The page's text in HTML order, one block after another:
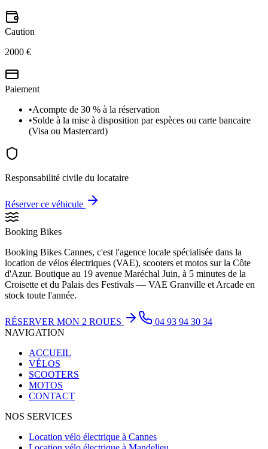
Caution
2000 €
Paiement
•Acompte de 30 % à la réservation
•Solde à la mise à disposition par espèces ou carte bancaire
(Visa ou Mastercard)
Responsabilité civile du locataire
Réserver ce véhicule
Booking Bikes
Booking Bikes Cannes, c'est l'agence locale spécialisée dans la
location de vélos électriques (VAE), scooters et motos sur la Côte
d'Azur. Boutique au 19 avenue Maréchal Juin, à 5 minutes de la
Croisette et du Palais des Festivals — VAE Granville et Arcade en
stock toute l'année.
RÉSERVER MON 2 ROUES
04 93 94 30 34
NAVIGATION
ACCUEIL
VÉLOS
SCOOTERS
MOTOS
CONTACT
NOS SERVICES
Location vélo électrique à Cannes